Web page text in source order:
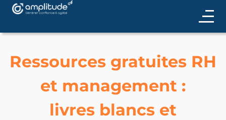
Ressources gratuites RH
et management :
livres blancs et